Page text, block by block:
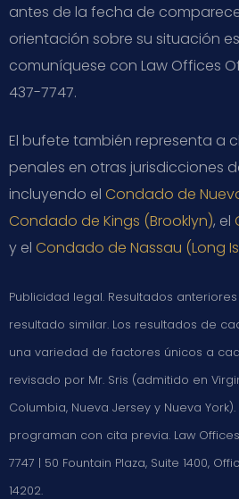
antes de la fecha de
orientación sobre su situación
comuníquese con Law Offices Of
437-7747.
El bufete también representa a
penales en otras jurisdicciones
incluyendo el Condado de
Condado de Kings (Brooklyn), el
y el Condado de Nassau (Long
Publicidad legal. Resultados
resultado similar. Los resultados de
una variedad de factores únicos a
revisado por Mr. Sris (admitido en
Columbia, Nueva Jersey y Nueva
programan con cita previa. Law Offices
7747 | 50 Fountain Plaza, Suite 1400,
14202.